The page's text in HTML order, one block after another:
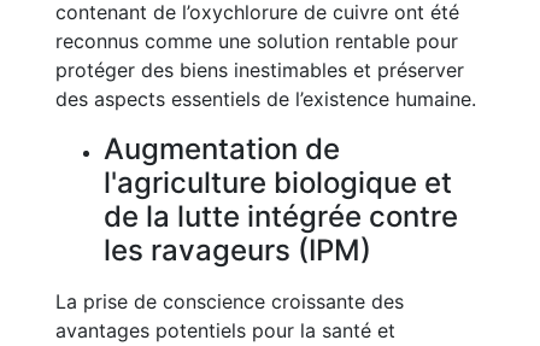
contenant de l’oxychlorure de cuivre ont été
reconnus comme une solution rentable pour
protéger des biens inestimables et préserver
des aspects essentiels de l’existence humaine.
Augmentation de
l'agriculture biologique et
de la lutte intégrée contre
les ravageurs (IPM)
La prise de conscience croissante des
avantages potentiels pour la santé et